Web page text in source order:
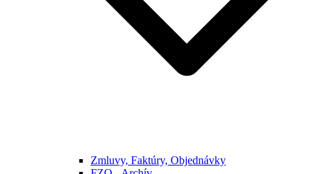
Zmluvy, Faktúry, Objednávky